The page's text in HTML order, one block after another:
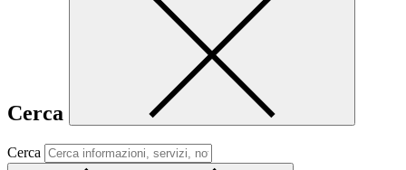
Cerca
Cerca